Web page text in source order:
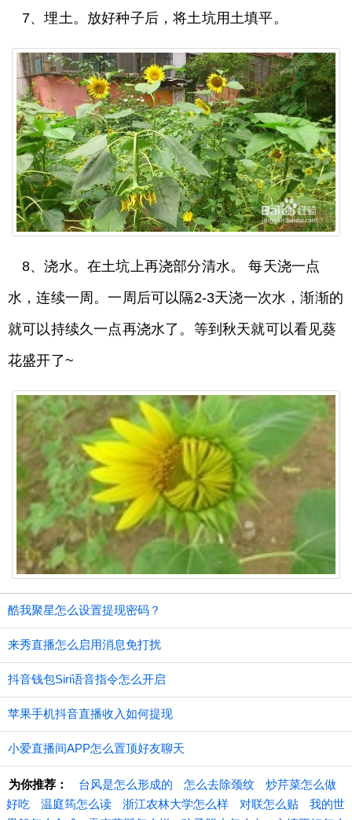
7、埋土。放好种子后，将土坑用土填平。
8、浇水。在土坑上再浇部分清水。 每天浇一点
水，连续一周。一周后可以隔2-3天浇一次水，渐渐的
就可以持续久一点再浇水了。等到秋天就可以看见葵
花盛开了~
酷我聚星怎么设置提现密码？
来秀直播怎么启用消息免打扰
抖音钱包Siri语音指令怎么开启
苹果手机抖音直播收入如何提现
小爱直播间APP怎么置顶好友聊天
为你推荐： 台风是怎么形成的 怎么去除颈纹
炒芹菜怎么做
好吃
温庭筠怎么读 浙江农林大学怎么样 对联怎么贴
我的世